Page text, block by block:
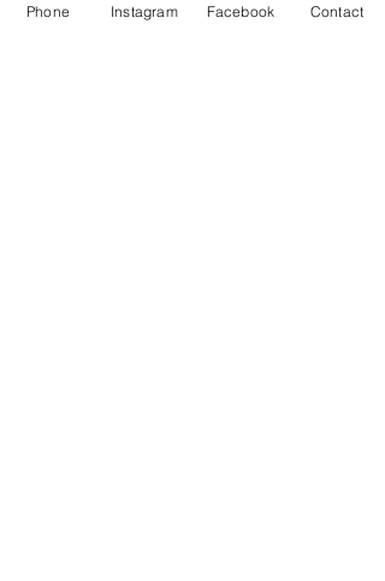
→ https://www.themyway2014.com/tuxedo
Phone Instagram Facebook Contact